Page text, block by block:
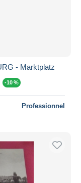
- Marktplatz
-10 %
Professionnel